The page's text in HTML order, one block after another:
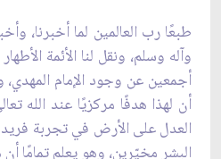
طبعًا رب العالمين لما أخبرنا،
وآله وسلم، ونقل لنا الأئمة
أجمعين عن وجود الإمام المهدي،
أن لهذا هدفًا مركزيًا عند الله
العدل على الأرض في تجربة